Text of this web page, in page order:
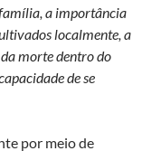
a importância
localmente, a
morte dentro do
de se
por meio de